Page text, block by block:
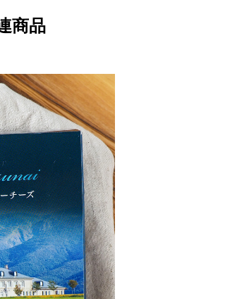
商品